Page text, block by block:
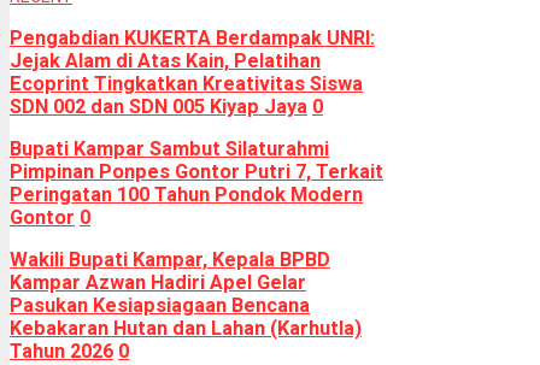
Pengabdian KUKERTA Berdampak UNRI:
Jejak Alam di Atas Kain, Pelatihan
Ecoprint Tingkatkan Kreativitas Siswa
SDN 002 dan SDN 005 Kiyap Jaya 0
Bupati Kampar Sambut Silaturahmi
Pimpinan Ponpes Gontor Putri 7, Terkait
Peringatan 100 Tahun Pondok Modern
Gontor 0
Wakili Bupati Kampar, Kepala BPBD
Kampar Azwan Hadiri Apel Gelar
Pasukan Kesiapsiagaan Bencana
Kebakaran Hutan dan Lahan (Karhutla)
Tahun 2026 0